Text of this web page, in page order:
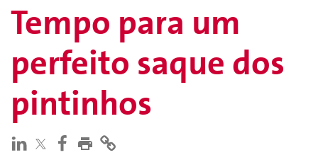
Tempo para um
perfeito saque dos
pintinhos